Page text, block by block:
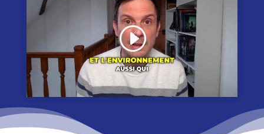
Cliquez pour accepter les cookies
marketing et activer ce contenu